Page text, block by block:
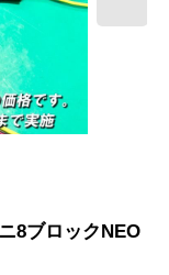
8ブロックNEO